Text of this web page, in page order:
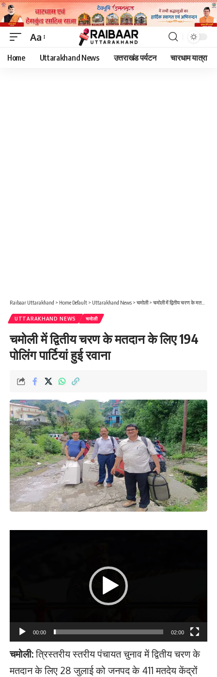
Font
Resizer
Aa
Home Uttarakhand News उत्तराखंड पर्यटन चारधाम यात्रा
Raibaar Uttarakhand > Home Default > Uttarakhand News > चमोली> चमोली में द्वितीय चरण के मतदान के लिए 194 पोलिंग पार्टियां हुई रवाना
UTTARAKHAND NEWS चमोली
चमोली में द्वितीय चरण के मतदान के लिए 194
पोलिंग पार्टियां हुई रवाना
00:00 02:00
चमोली:त्रिस्तरीय स्तरीय पंचायत चुनाव में द्वितीय चरण के
मतदान के लिए 28 जुलाई को जनपद के 411 मतदेय केंद्रों